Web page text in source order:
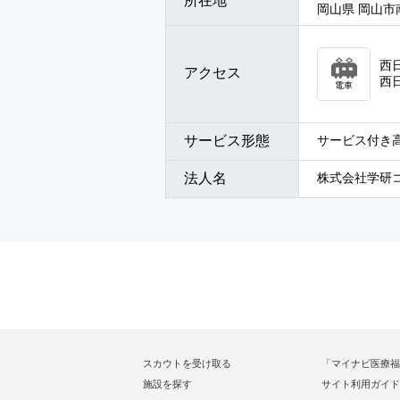
岡山県 岡山
アクセス
電車
西
西
サービス形態 サービス付き
法人名 株式会社学研
スカウトを受け取る
施設を探す
「マイナビ医療
サイト利用ガイド